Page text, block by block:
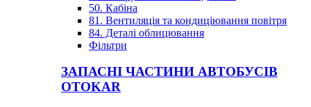
50. Кабіна
81. Вентиляція та кондиціювання повітря
84. Деталі облицювання
Фільтри
ЗАПАСНІ ЧАСТИНИ АВТОБУСІВ
OTOKAR